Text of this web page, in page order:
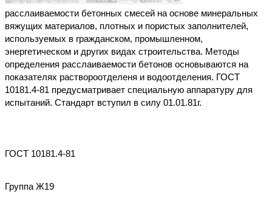
расслаиваемости бетонных смесей на основе минеральных
вяжущих материалов, плотных и пористых заполнителей,
используемых в гражданском, промышленном,
энергетическом и других видах строительства. Методы
определения расслаиваемости бетонов основываются на
показателях раствороотделеня и водоотделения. ГОСТ
10181.4-81 предусматривает специальную аппаратуру для
испытаний. Стандарт вступил в силу 01.01.81г.
ГОСТ 10181.4-81
Группа Ж19